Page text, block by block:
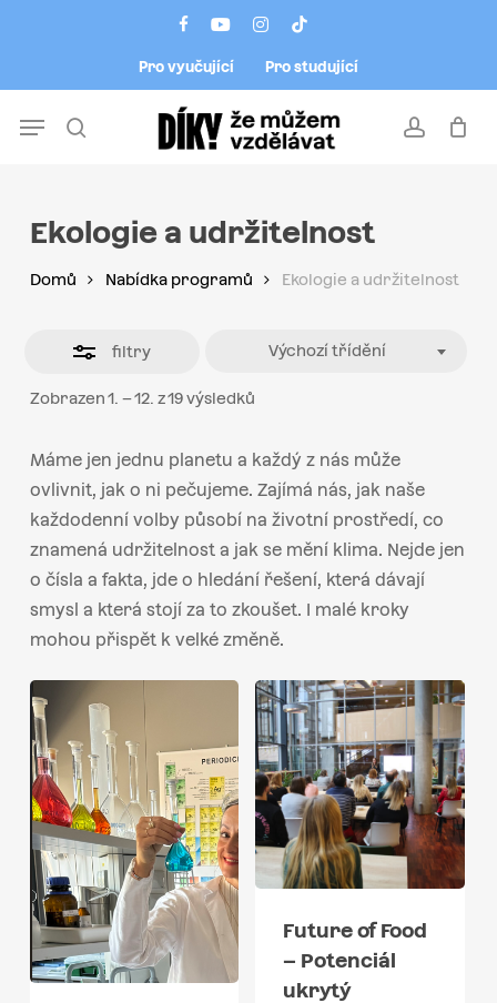
facebookyoutubeinstagram
tiktok
Pro vyučující Pro studující
account
Menu
Ekologie a udržitelnost
Domů Nabídka programů Ekologie a udržitelnost
filtry
Zobrazen 1. – 12. z 19 výsledků
Výchozí třídění
Máme jen jednu planetu a každý z nás může
ovlivnit, jak o ni pečujeme. Zajímá nás, jak naše
každodenní volby působí na životní prostředí, co
znamená udržitelnost a jak se mění klima. Nejde jen
o čísla a fakta, jde o hledání řešení, která dávají
smysl a která stojí za to zkoušet. I malé kroky
mohou přispět k velké změně.
Future of Food
– Potenciál
ukrytý